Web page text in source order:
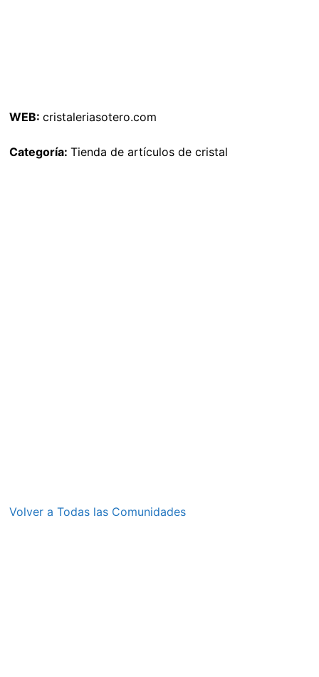
WEB: cristaleriasotero.com
Categoría: Tienda de artículos de cristal
Volver a Todas las Comunidades